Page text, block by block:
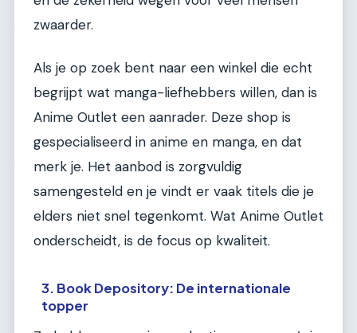
zwaarder.
Als je op zoek bent naar een winkel die echt
begrijpt wat manga-liefhebbers willen, dan is
Anime Outlet een aanrader. Deze shop is
gespecialiseerd in anime en manga, en dat
merk je. Het aanbod is zorgvuldig
samengesteld en je vindt er vaak titels die je
elders niet snel tegenkomt. Wat Anime Outlet
onderscheidt, is de focus op kwaliteit.
3. Book Depository: De internationale
topper